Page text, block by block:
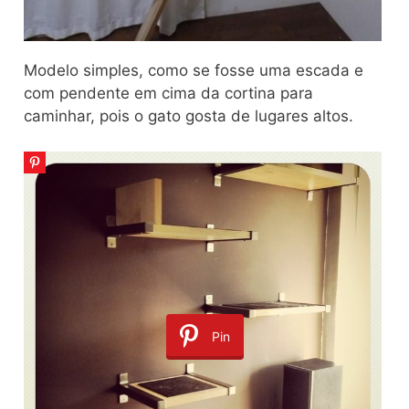
Modelo simples, como se fosse uma escada e
com pendente em cima da cortina para
caminhar, pois o gato gosta de lugares altos.
Pin